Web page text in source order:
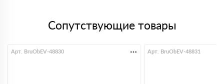
Сопутствующие товары
Арт. BruObEV-48830 Арт. BruObEV-48831